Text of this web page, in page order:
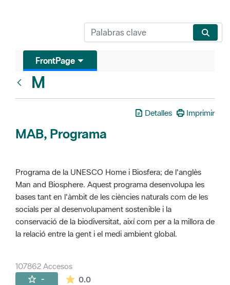
FrontPage
M
Detalles Imprimir
MAB, Programa
Programa de la UNESCO Home i Biosfera; de l'anglès
Man and Biosphere. Aquest programa desenvolupa les
bases tant en l'àmbit de les ciències naturals com de les
socials per al desenvolupament sostenible i la
conservació de la biodiversitat, així com per a la millora de
la relació entre la gent i el medi ambient global.
107862 Accesos
- 0.0La valoración media es de 0 estrellas de